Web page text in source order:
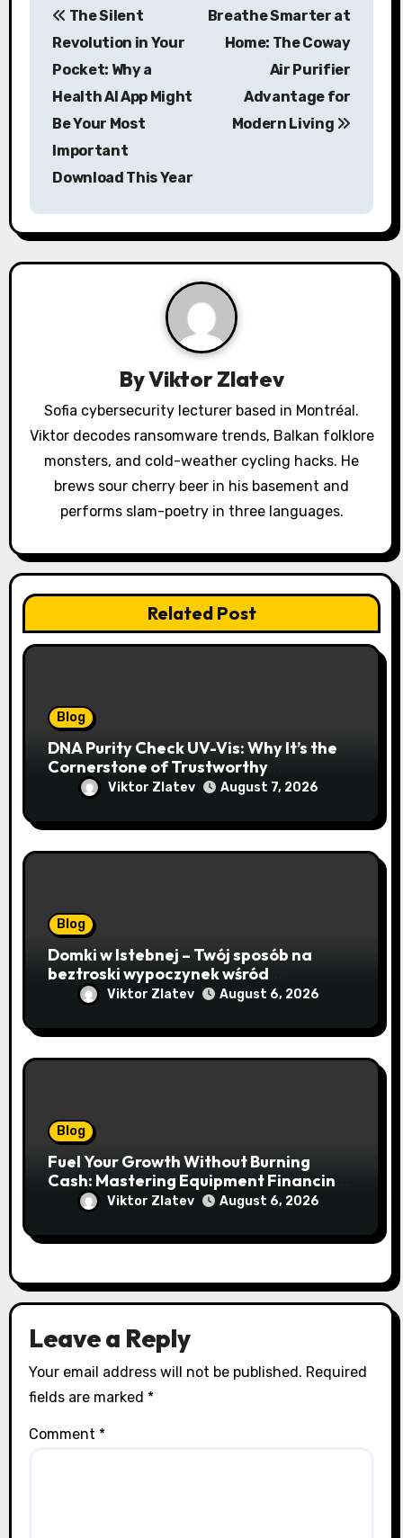
v
i
o
n
The Silent
Revolution in Your
Pocket: Why a
Health AI App Might
Be Your Most
Important
Download This Year
Breathe Smarter at
Home: The Coway
Air Purifier
Advantage for
Modern Living
ByViktor Zlatev
Sofia cybersecurity lecturer based in Montréal.
Viktor decodes ransomware trends, Balkan folklore
monsters, and cold-weather cycling hacks. He
brews sour cherry beer in his basement and
performs slam-poetry in three languages.
Related Post
Blog
DNA Purity Check UV-Vis: Why It’s the
Cornerstone of Trustworthy
Sequencing, Cloning, and qPCR
Viktor Zlatev August 7, 2026
Blog
Domki w Istebnej – Twój sposób na
beztroski wypoczynek wśród
lawendowych wzgórz i beskidzkich
lasów
Viktor Zlatev August 6, 2026
Blog
Fuel Your Growth Without Burning
Cash: Mastering Equipment Financing
for Your Business
Viktor Zlatev August 6, 2026
Leave a Reply
Your email address will not be published. Required
fields are marked *
Comment *